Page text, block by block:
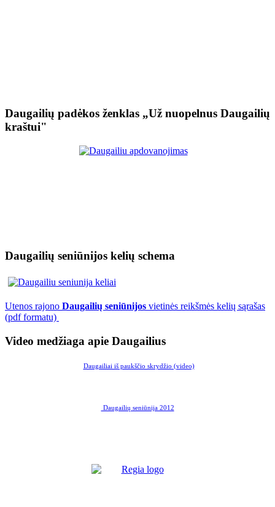
Daugailių padėkos ženklas „Už nuopelnus Daugailių
kraštui"
Daugailių seniūnijos kelių schema
Utenos rajono Daugailių seniūnijos vietinės reikšmės kelių sąrašas
(pdf formatu)
Video medžiaga apie Daugailius
Daugailiai iš paukščio skrydžio (video)
Daugailių seniūnija 2012